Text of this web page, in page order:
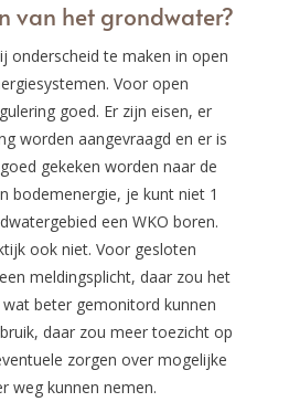
van het grondwater?
onderscheid te maken in open
Voor open
goed. Er zijn eisen, er
worden aangevraagd en er is
gekeken worden naar de
bodemenergie, je kunt niet 1
een WKO boren.
ook niet. Voor gesloten
meldingsplicht, daar zou het
beter gemonitord kunnen
daar zou meer toezicht op
zorgen over mogelijke
weg kunnen nemen.